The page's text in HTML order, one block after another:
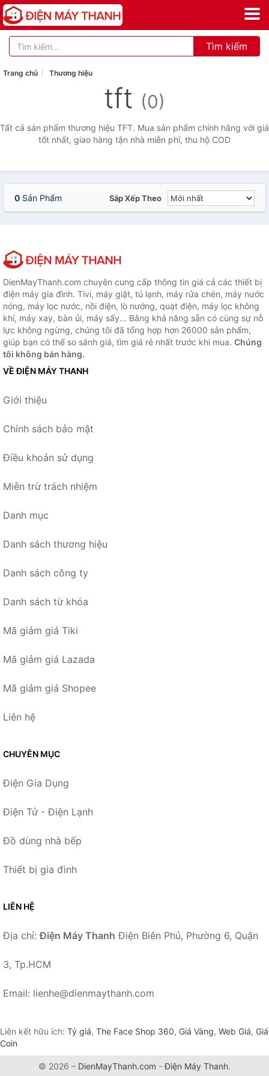
Tìm kiếm
Trang chủ Thương hiệu
tft (0)
Tất cả sản phẩm thương hiệu TFT. Mua sản phẩm chính hãng với giá
tốt nhất, giao hàng tận nhà miễn phí, thu hộ COD
0 Sản Phẩm Sắp Xếp Theo
DienMayThanh.com chuyên cung cấp thông tin giá cả các thiết bị
điện máy gia đình. Tivi, máy giặt, tủ lạnh, máy rửa chén, máy nước
nóng, máy lọc nước, nồi điện, lò nướng, quạt điện, máy lọc không
khí, máy xay, bàn ủi, máy sấy... Bằng khả năng sẵn có cùng sự nỗ
lực không ngừng, chúng tôi đã tổng hợp hơn 26000 sản phẩm,
giúp bạn có thể so sánh giá, tìm giá rẻ nhất trước khi mua. Chúng
tôi không bán hàng.
VỀ ĐIỆN MÁY THANH
Giới thiệu
Chính sách bảo mật
Điều khoản sử dụng
Miễn trừ trách nhiệm
Danh mục
Danh sách thương hiệu
Danh sách công ty
Danh sách từ khóa
Mã giảm giá Tiki
Mã giảm giá Lazada
Mã giảm giá Shopee
Liên hệ
CHUYÊN MỤC
Điện Gia Dụng
Điện Tử - Điện Lạnh
Đồ dùng nhà bếp
Thiết bị gia đình
LIÊN HỆ
Địa chỉ:Điện Máy Thanh Điện Biên Phủ, Phường 6, Quận
3, Tp.HCM
Email: lienhe@dienmaythanh.com
Liên kết hữu ích: Tỷ giá, The Face Shop 360, Giá Vàng, Web Giá, Giá
Coin
© 2026 – DienMayThanh.com -Điện Máy Thanh.